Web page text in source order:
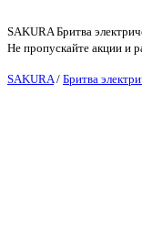
SAKURA Бритва
Не пропускайте акции и
SAKURA / Бритва